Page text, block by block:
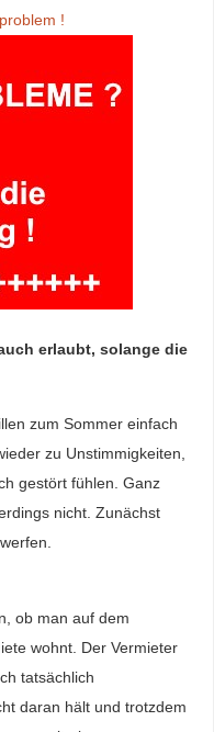
!
erlaubt, solange die
zum Sommer einfach
zu Unstimmigkeiten,
gestört fühlen. Ganz
nicht. Zunächst
ob man auf dem
wohnt. Der Vermieter
tatsächlich
daran hält und trotzdem